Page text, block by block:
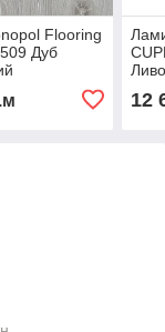
Flooring
Дуб
фаска
12